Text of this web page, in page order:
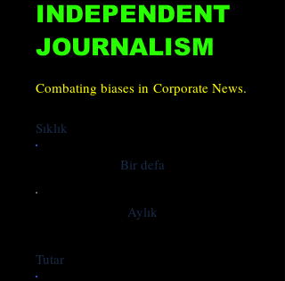
INDEPENDENT
JOURNALISM
Combating biases in Corporate News.
Sıklık
Bir defa
Aylık
Tutar